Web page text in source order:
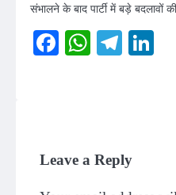
संभालने के बाद पार्टी में बड़े बदलावों
Facebook
Leave a Reply